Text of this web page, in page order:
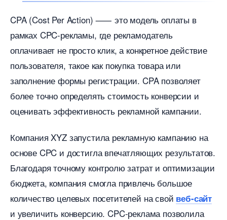
CPA (Cost Per Action) ⸺ это модель оплаты
рамках CPC-рекламы, где рекламодатель
оплачивает не просто клик, а конкретное действие
пользователя, такое как покупка товара или
заполнение формы регистрации.​ CPA позволяет
олее точно определять стоимость конверсии и
оценивать эффективность рекламной кампании.
Компания XYZ запустила рекламную кампанию на
основе CPC и достигла впечатляющих результатов.
Благодаря точному контролю затрат и оптимизации
юджета, компания смогла привлечь большое
количество целевых посетителей на свой еб-сайт
и увеличить конверсию.​ CPC-реклама позволила